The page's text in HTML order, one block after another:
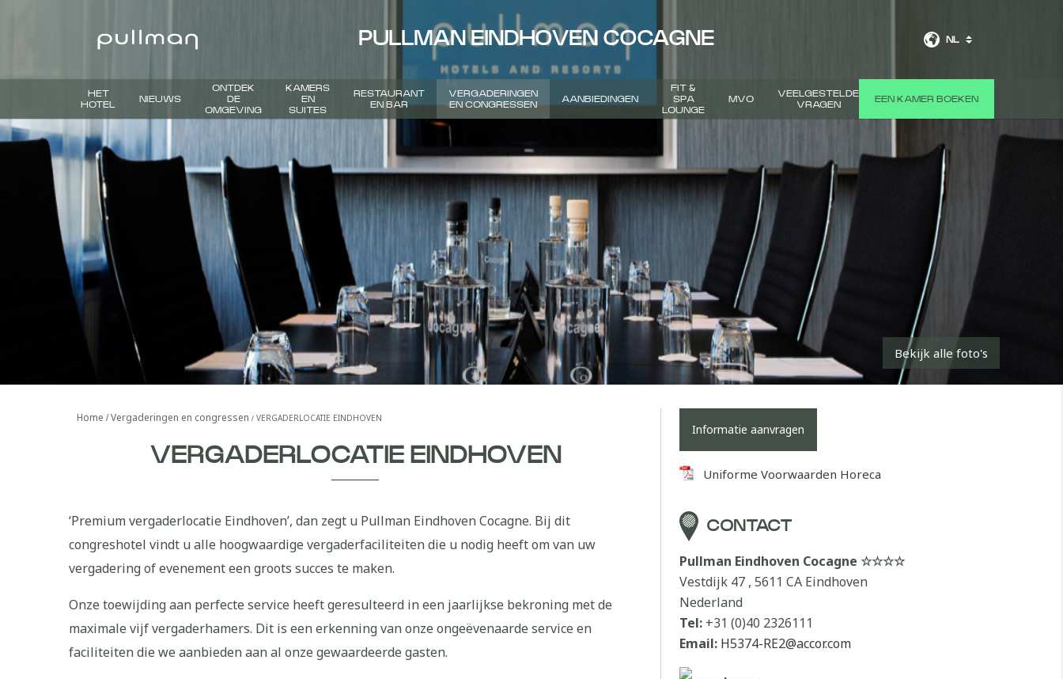
PULLMAN EINDHOVEN COCAGNE NL
HET
HOTEL
NIEUWS
ONTDEK
DE
OMGEVING
KAMERS
EN
SUITES
RESTAURANT
EN BAR
VERGADERINGEN
EN CONGRESSEN
AANBIEDINGEN
FIT &
SPA
LOUNGE
MVO
VEELGESTELDE
VRAGEN
EEN KAMER BOEKEN
Bekijk alle foto's
Home Vergaderingen en congressen VERGADERLOCATIE EINDHOVEN
VERGADERLOCATIE EINDHOVEN
‘Premium vergaderlocatie Eindhoven’, dan zegt u Pullman Eindhoven Cocagne. Bij dit
congreshotel vindt u alle hoogwaardige vergaderfaciliteiten die u nodig heeft om van uw
vergadering of evenement een groots succes te maken.
Onze toewijding aan perfecte service heeft geresulteerd in een jaarlijkse bekroning met de
maximale vijf vergaderhamers. Dit is een erkenning van onze ongeëvenaarde service en
faciliteiten die we aanbieden aan al onze gewaardeerde gasten.
Informatie aanvragen
Uniforme Voorwaarden Horeca
CONTACT
Pullman Eindhoven Cocagne ☆☆☆☆
Vestdijk 47 , 5611 CA Eindhoven
Nederland
Tel: +31 (0)40 2326111
Email: H5374-RE2@accor.com